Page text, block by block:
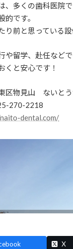
、多くの歯科医院
的です。
り前と思っている
や留学、赴任など
くと安心です！
区物見山 ないと
270-2218
dental.com/
X